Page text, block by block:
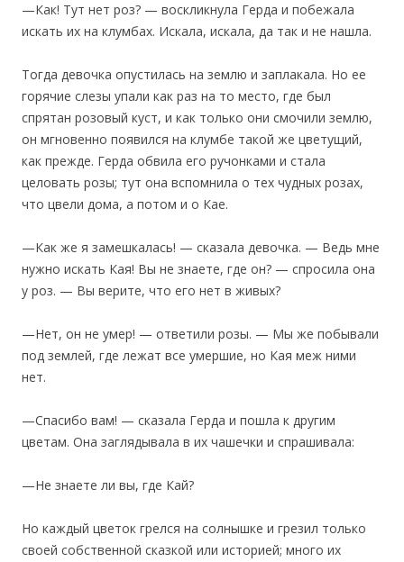
—Как! Тут нет роз? — воскликнула Герда и побежала
искать их на клумбах. Искала, искала, да так и не нашла.
Тогда девочка опустилась на землю и заплакала. Но ее
горячие слезы упали как раз на то место, где был
спрятан розовый куст, и как только они смочили землю,
он мгновенно появился на клумбе такой же цветущий,
как прежде. Герда обвила его ручонками и стала
целовать розы; тут она вспомнила о тех чудных розах,
что цвели дома, а потом и о Кае.
—Как же я замешкалась! — сказала девочка. — Ведь мне
нужно искать Кая! Вы не знаете, где он? — спросила она
у роз. — Вы верите, что его нет в живых?
—Нет, он не умер! — ответили розы. — Мы же побывали
под землей, где лежат все умершие, но Кая меж ними
нет.
—Спасибо вам! — сказала Герда и пошла к другим
цветам. Она заглядывала в их чашечки и спрашивала:
—Не знаете ли вы, где Кай?
Но каждый цветок грелся на солнышке и грезил только
своей собственной сказкой или историей; много их